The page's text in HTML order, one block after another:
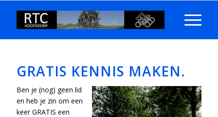
GRATIS KENNIS MAKEN.
Ben je (nog) geen lid
en heb je zin om een
keer GRATIS een